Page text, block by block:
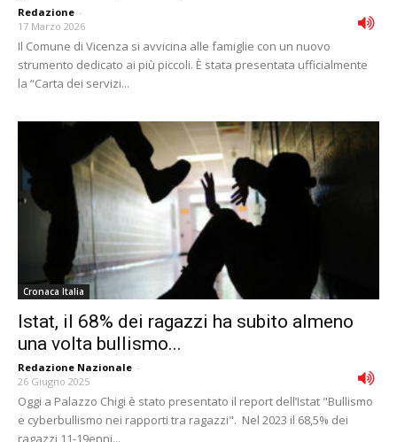
Redazione -
17 Marzo 2026
Il Comune di Vicenza si avvicina alle famiglie con un nuovo
strumento dedicato ai più piccoli. È stata presentata ufficialmente
la “Carta dei servizi...
Cronaca Italia
Istat, il 68% dei ragazzi ha subito almeno
una volta bullismo...
Redazione Nazionale -
26 Giugno 2025
Oggi a Palazzo Chigi è stato presentato il report dell’Istat "Bullismo
e cyberbullismo nei rapporti tra ragazzi". Nel 2023 il 68,5% dei